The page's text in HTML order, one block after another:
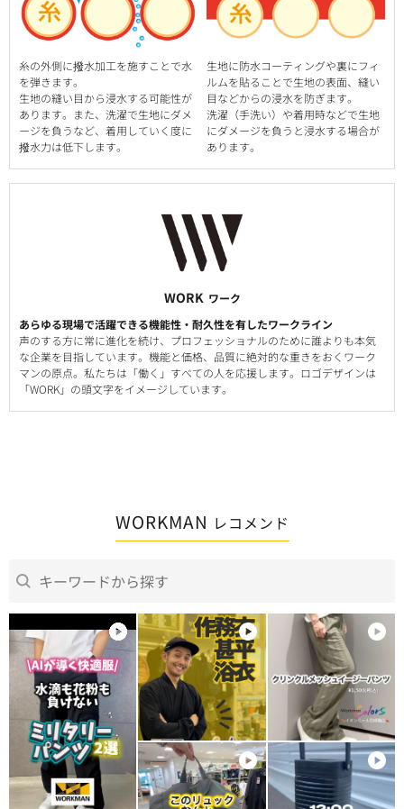
糸の外側に撥水加工を施すことで水
を弾きます。
生地の縫い目から浸水する可能性が
あります。また、洗濯で生地にダメ
ージを負うなど、着用していく度に
撥水力は低下します。
生地に防水コーティングや裏にフィ
ルムを貼ることで生地の表面、縫い
目などからの浸水を防ぎます。
洗濯（手洗い）や着用時などで生地
にダメージを負うと浸水する場合が
あります。
WORK ワーク
あらゆる現場で活躍できる機能性・耐久性を有したワークライン
声のする方に常に進化を続け、プロフェッショナルのために誰よりも本気
な企業を目指しています。機能と価格、品質に絶対的な重きをおくワーク
マンの原点。私たちは「働く」すべての人を応援します。ロゴデザインは
「WORK」の頭文字をイメージしています。
WORKMAN レコメンド